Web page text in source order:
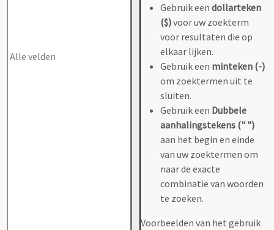
Gebruik een dollarteken
($)voor uw zoekterm
voor resultaten die op
elkaar lijken.
Gebruik een minteken (-)
om zoektermen uit te
sluiten.
Gebruik een Dubbele
aanhalingstekens (" ")
aan het begin en einde
van uw zoektermen om
naar de exacte
combinatie van woorden
te zoeken.
Voorbeelden van het gebruik